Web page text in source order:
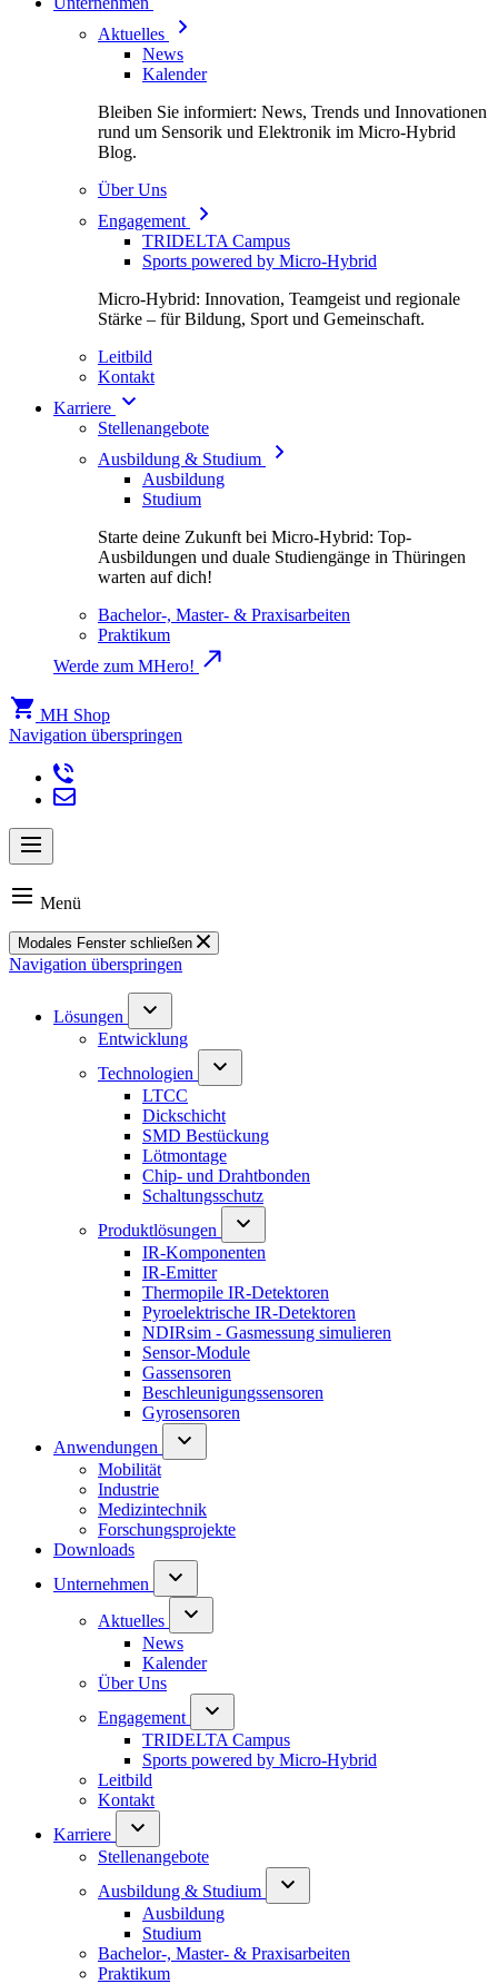
Aktuelles
News
Kalender
Bleiben Sie informiert: News, Trends und Innovationen
rund um Sensorik und Elektronik im Micro-Hybrid
Blog.
Über Uns
Engagement
TRIDELTA Campus
Sports powered by Micro-Hybrid
Micro-Hybrid: Innovation, Teamgeist und regionale
Stärke – für Bildung, Sport und Gemeinschaft.
Leitbild
Kontakt
Karriere
Stellenangebote
Ausbildung & Studium
Ausbildung
Studium
Starte deine Zukunft bei Micro-Hybrid: Top-
Ausbildungen und duale Studiengänge in Thüringen
warten auf dich!
Bachelor-, Master- & Praxisarbeiten
Praktikum
Werde zum MHero!
MH Shop
Navigation überspringen
Menü
Modales Fenster schließen
Navigation überspringen
Lösungen
Entwicklung
Technologien
LTCC
Dickschicht
SMD Bestückung
Lötmontage
Chip- und Drahtbonden
Schaltungsschutz
Produktlösungen
IR-Komponenten
IR-Emitter
Thermopile IR-Detektoren
Pyroelektrische IR-Detektoren
NDIRsim - Gasmessung simulieren
Sensor-Module
Gassensoren
Beschleunigungssensoren
Gyrosensoren
Anwendungen
Mobilität
Industrie
Medizintechnik
Forschungsprojekte
Downloads
Unternehmen
Aktuelles
News
Kalender
Über Uns
Engagement
TRIDELTA Campus
Sports powered by Micro-Hybrid
Leitbild
Kontakt
Karriere
Stellenangebote
Ausbildung & Studium
Ausbildung
Studium
Bachelor-, Master- & Praxisarbeiten
Praktikum